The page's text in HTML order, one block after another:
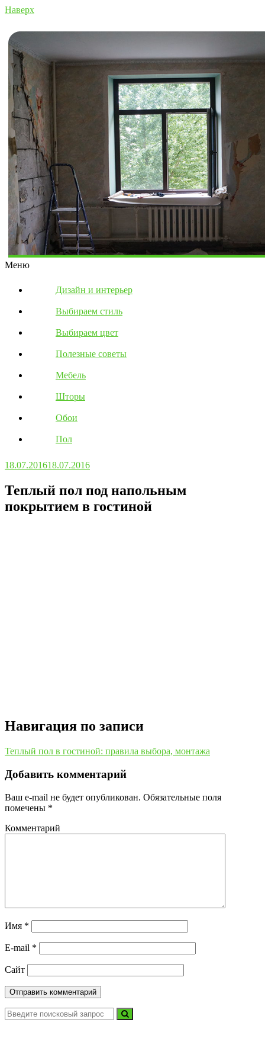
Наверх
Меню
Дизайн и интерьер
Выбираем стиль
Выбираем цвет
Полезные советы
Мебель
Шторы
Обои
Пол
18.07.201618.07.2016
Теплый пол под напольным
покрытием в гостиной
Навигация по записи
Теплый пол в гостиной: правила выбора, монтажа
Добавить комментарий
Ваш e-mail не будет опубликован. Обязательные поля
помечены *
Комментарий
Имя *
E-mail *
Сайт